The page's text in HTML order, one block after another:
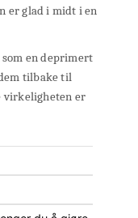
er glad i midt i en
en deprimert
tilbake til
virkeligheten er